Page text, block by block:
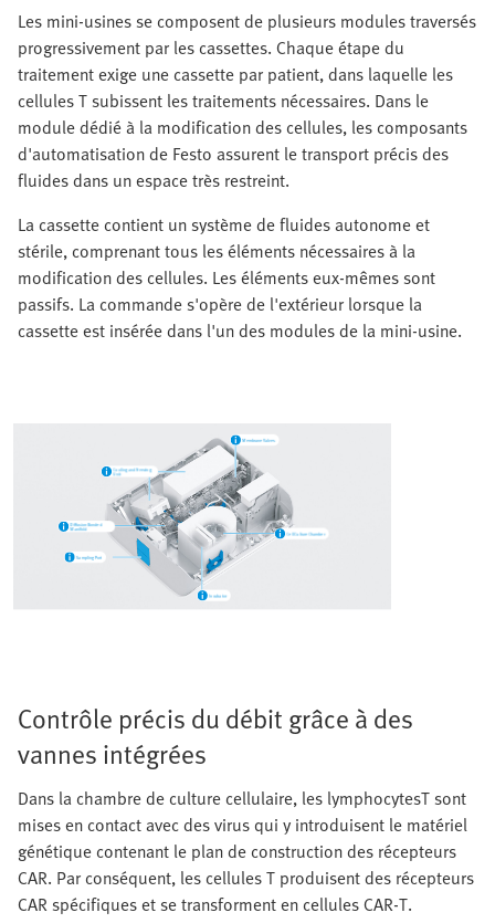
Les mini-usines se composent de plusieurs modules traversés
progressivement par les cassettes. Chaque étape du
traitement exige une cassette par patient, dans laquelle les
cellules T subissent les traitements nécessaires. Dans le
module dédié à la modification des cellules, les composants
d'automatisation de Festo assurent le transport précis des
fluides dans un espace très restreint.
La cassette contient un système de fluides autonome et
stérile, comprenant tous les éléments nécessaires à la
modification des cellules. Les éléments eux-mêmes sont
passifs. La commande s'opère de l'extérieur lorsque la
cassette est insérée dans l'un des modules de la mini-usine.
Contrôle précis du débit grâce à des
vannes intégrées
Dans la chambre de culture cellulaire, les lymphocytesT sont
mises en contact avec des virus qui y introduisent le matériel
génétique contenant le plan de construction des récepteurs
CAR. Par conséquent, les cellules T produisent des récepteurs
CAR spécifiques et se transforment en cellules CAR-T.